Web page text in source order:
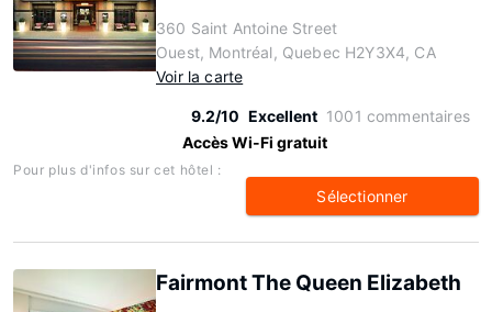
360 Saint Antoine Street
Ouest, Montréal, Quebec H2Y3X4, CA
Voir la carte
9.2/10 Excellent 1001 commentaires
Accès Wi-Fi gratuit
Pour plus d'infos sur cet hôtel :
Sélectionner
Fairmont The Queen Elizabeth